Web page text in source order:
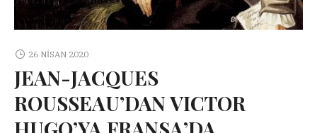
26 NISAN 2020
JEAN-JACQUES
ROUSSEAU’DAN VICTOR